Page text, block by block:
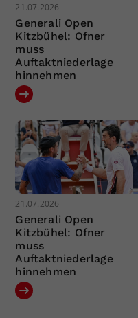
21.07.2026
Generali Open
Kitzbühel: Ofner
muss
Auftaktniederlage
hinnehmen
21.07.2026
Generali Open
Kitzbühel: Ofner
muss
Auftaktniederlage
hinnehmen